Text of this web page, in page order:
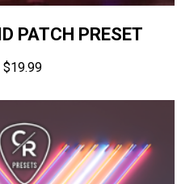
PATCH PRESET
$19.99